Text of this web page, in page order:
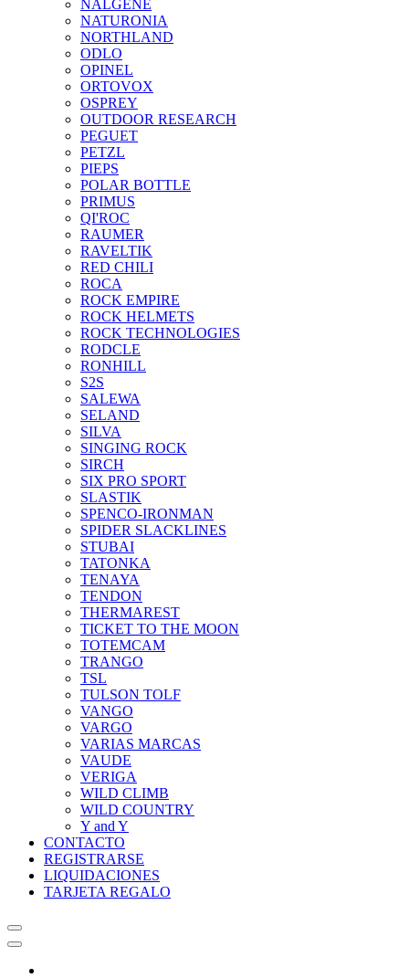
NALGENE
NATURONIA
NORTHLAND
ODLO
OPINEL
ORTOVOX
OSPREY
OUTDOOR RESEARCH
PEGUET
PETZL
PIEPS
POLAR BOTTLE
PRIMUS
QI'ROC
RAUMER
RAVELTIK
RED CHILI
ROCA
ROCK EMPIRE
ROCK HELMETS
ROCK TECHNOLOGIES
RODCLE
RONHILL
S2S
SALEWA
SELAND
SILVA
SINGING ROCK
SIRCH
SIX PRO SPORT
SLASTIK
SPENCO-IRONMAN
SPIDER SLACKLINES
STUBAI
TATONKA
TENAYA
TENDON
THERMAREST
TICKET TO THE MOON
TOTEMCAM
TRANGO
TSL
TULSON TOLF
VANGO
VARGO
VARIAS MARCAS
VAUDE
VERIGA
WILD CLIMB
WILD COUNTRY
Y and Y
CONTACTO
REGISTRARSE
LIQUIDACIONES
TARJETA REGALO